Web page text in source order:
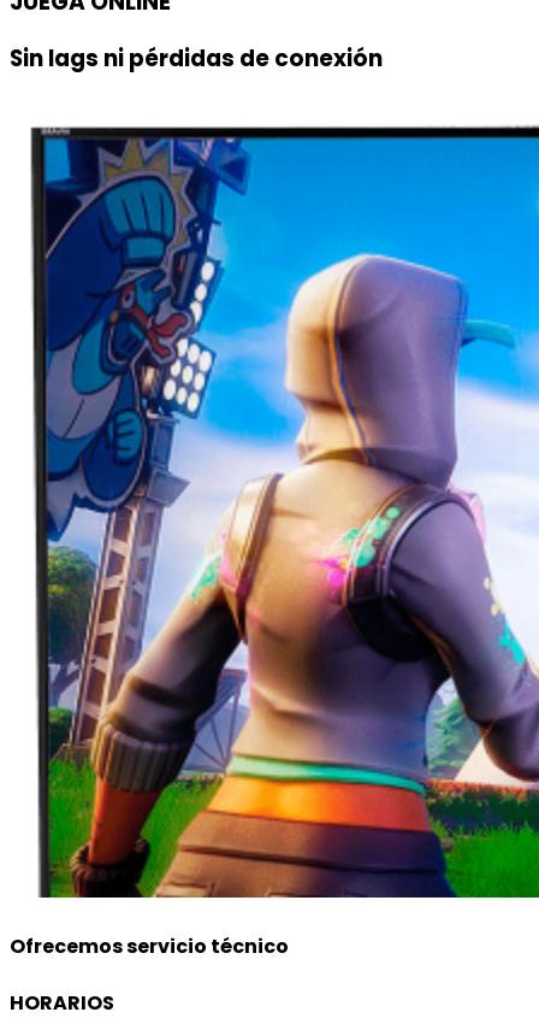
Sin lags ni pérdidas de conexión
Ofrecemos servicio técnico
HORARIOS